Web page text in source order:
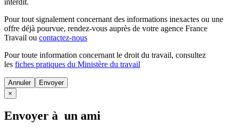
interdit.
Pour tout signalement concernant des informations inexactes ou une
offre déjà pourvue, rendez-vous auprès de votre agence France
Travail ou contactez-nous
Pour toute information concernant le droit du travail, consultez
les fiches pratiques du Ministère du travail
Annuler
×
Envoyer à un ami